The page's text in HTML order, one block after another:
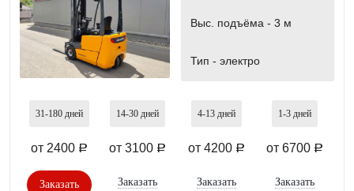
Выс. подъёма - 3 м
Тип - электро
31-180 дней
от 2400 a
Заказать
14-30 дней
от 3100 a
Заказать
4-13 дней
от 4200 a
Заказать
1-3 дней
от 6700 a
Заказать